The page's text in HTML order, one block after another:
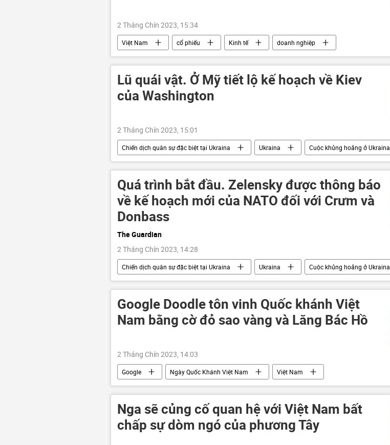
2 Tháng Chín 2023, 15:34
Việt Nam cổ phiếu Kinh tế doanh nghiệp
Lũ quái vật. Ở Mỹ tiết lộ kế hoạch về Kiev
của Washington
2 Tháng Chín 2023, 15:01
Chiến dịch quân sự đặc biệt tại Ukraina Ukraina
Cuộc khủng hoảng ở Ukraina
Hoa Kỳ
Thế giới xung đột quân sự
Quá trình bắt đầu. Zelensky được thông báo
về kế hoạch mới của NATO đối với Crưm và
Donbass
The Guardian
2 Tháng Chín 2023, 14:28
Chiến dịch quân sự đặc biệt tại Ukraina Ukraina
Cuộc khủng hoảng ở Ukraina
Crưm
NATO Donbass xung đột quân sự
Thế giới
Báo chí thế giới
Google Doodle tôn vinh Quốc khánh Việt
Nam bằng cờ đỏ sao vàng và Lăng Bác Hồ
2 Tháng Chín 2023, 14:03
Google Ngày Quốc Khánh Việt Nam Việt Nam
Nga sẽ củng cố quan hệ với Việt Nam bất
chấp sự dòm ngó của phương Tây